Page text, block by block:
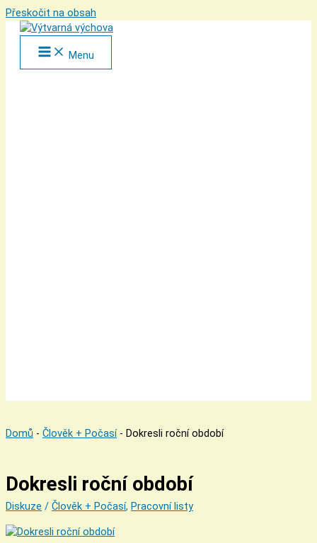
Přeskočit na obsah
Menu
Domů - Člověk + Počasí- Dokresli roční období
Dokresli roční období
Diskuze / Člověk + Počasí, Pracovní listy